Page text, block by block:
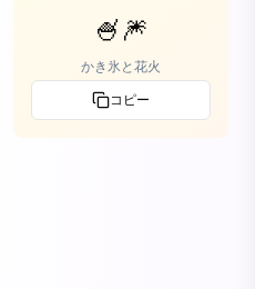
🍧🎆
かき氷と花火
コピー